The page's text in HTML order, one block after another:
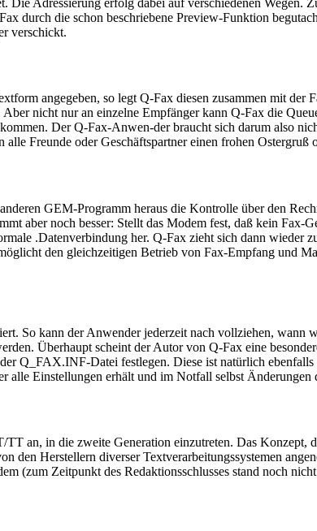
Die Adressierung erfolg dabei auf verschiedenen
durch die schon beschriebene Preview-Funktion
verschickt.
angegeben, so legt Q-Fax diesen zusammen mit
nicht nur an einzelne Empfänger kann Q-Fax die
Der Q-Fax-Anwen-der braucht sich darum also
Freunde oder Geschäftspartner einen frohen Ostergruß
GEM-Programm heraus die Kontrolle über den
aber noch besser: Stellt das Modem fest, daß kein
.Datenverbindung her. Q-Fax zieht sich dann
den gleichzeitigen Betrieb von Fax-Empfang und
So kann der Anwender jederzeit nach vollziehen, wann
Überhaupt scheint der Autor von Q-Fax eine
Q_FAX.INF-Datei festlegen. Diese ist natürlich
alle Einstellungen erhält und im Notfall selbst
an, in die zweite Generation einzutreten. Das Konzept,
den Herstellern diverser Textverarbeitungssystemen
(zum Zeitpunkt des Redaktionsschlusses stand noch